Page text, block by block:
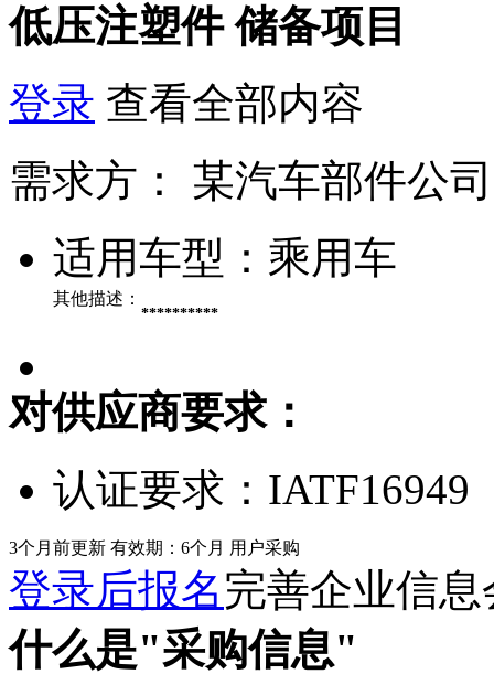
低压注塑件 储备项目
登录 查看全部内容
需求方：
某汽车部件公司
适用车型： 乘用车
其他描述：
**********
对供应商要求：
认证要求： IATF16949
3个月前更新 有效期：6个月 用户采购
登录后报名完善企业信
什么是"采购信息"